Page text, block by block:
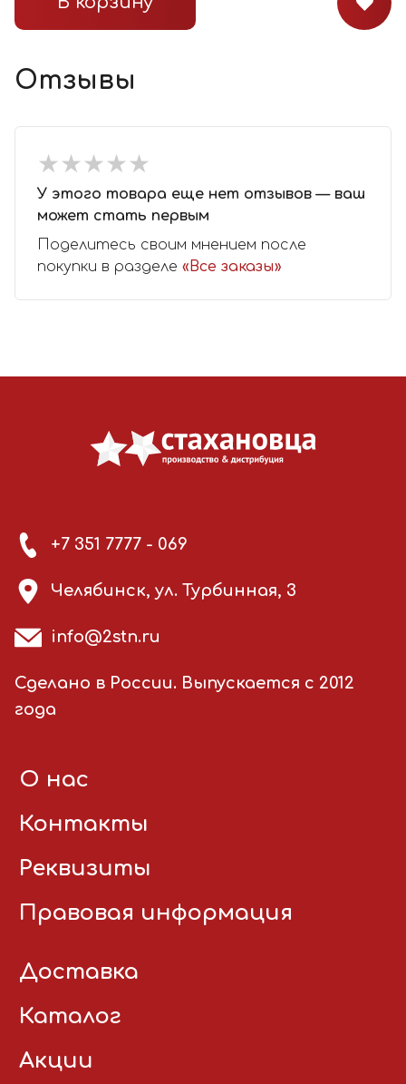
Отзывы
★★★★★
★★★★★
У этого товара еще нет отзывов — ваш
может стать первым
Поделитесь своим мнением после
покупки в разделе «Все заказы»
+7 351 7777 - 069
Челябинск, ул. Турбинная, 3
info@2stn.ru
Сделано в России. Выпускается с 2012
года
О нас
Контакты
Реквизиты
Правовая информация
Доставка
Каталог
Акции